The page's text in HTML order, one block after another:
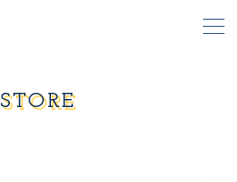
STORE